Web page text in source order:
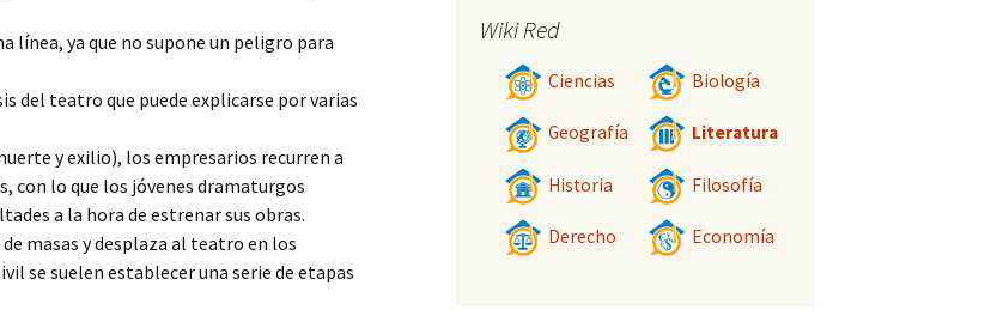
línea, ya que no supone un peligro para
del teatro que puede explicarse por varias
y exilio), los empresarios recurren a
con lo que los jóvenes dramaturgos
a la hora de estrenar sus obras.
masas y desplaza al teatro en los
se suelen establecer una serie de etapas
Wiki Red
Ciencias Biología
Geografía Literatura
Historia Filosofía
Derecho Economía